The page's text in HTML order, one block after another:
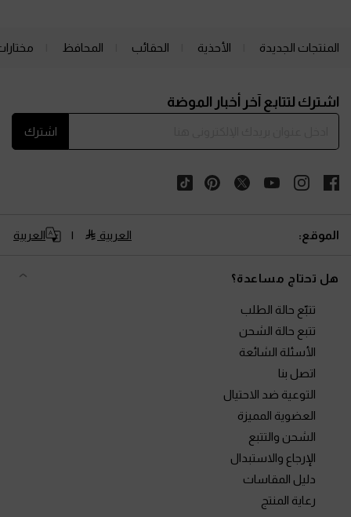
المنتجات الجديدة الأحذية الحقائب المحافظ
اشترك لتتابع آخر أخبار الموضة
اشترك
الموقع: العربية العربية
هل تحتاج مساعدة؟
تتبّع حالة الطلب
تتبع حالة الشحن
الأسئلة الشائعة
اتصل بنا
التوعية ضد الاحتيال
العضوية المميزة
الشحن والتتبع
الإرجاع والاستبدال
دليل المقاسات
رعاية المنتج